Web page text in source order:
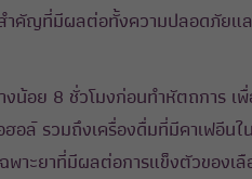
ำคัญที่มีผลต่อทั้งความปลอดภัยแ
งน้อย 8 ชั่วโมงก่อนทำหัตถการ
อล์ รวมถึงเครื่องดื่มที่มีคาเฟอีน
พาะยาที่มีผลต่อการแข็งตัวของ